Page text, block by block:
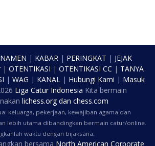
| KABAR| PERINGKAT | JEJAK
| OTENTIKASI | OTENTIKASI CC | TANYA
| WAG | KANAL| Hubungi Kami | Masuk
Liga Catur Indonesia Kita bermain
lichess.orgdan chess.com
keluarga, pekerjaan, kewajiban agama dan
lebih utama dibandingkan bermain catur/online.
waktu dengan bijaksana.
bersama North American Corporate